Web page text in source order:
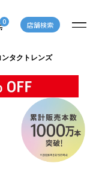
0 店舗検索
ンタクトレンズ